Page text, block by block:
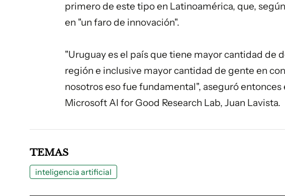
primero de este tipo en Latinoamérica, que,
en "un faro de innovación".
"Uruguay es el país que tiene mayor cantidad de
región e inclusive mayor cantidad de gente en
nosotros eso fue fundamental", aseguró
Microsoft AI for Good Research Lab, Juan Lavista.
TEMAS
inteligencia artificial